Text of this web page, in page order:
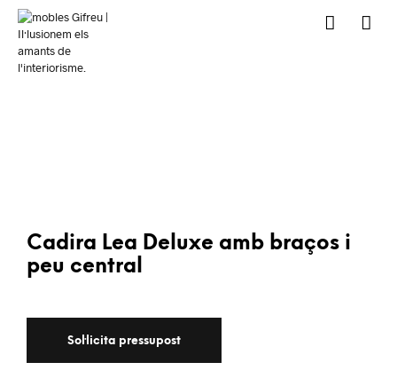
Cadira Lea Deluxe amb braços i
peu central